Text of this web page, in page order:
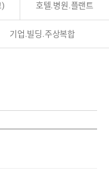
) 호텔.병원.플랜트
기업.빌딩.주상복합